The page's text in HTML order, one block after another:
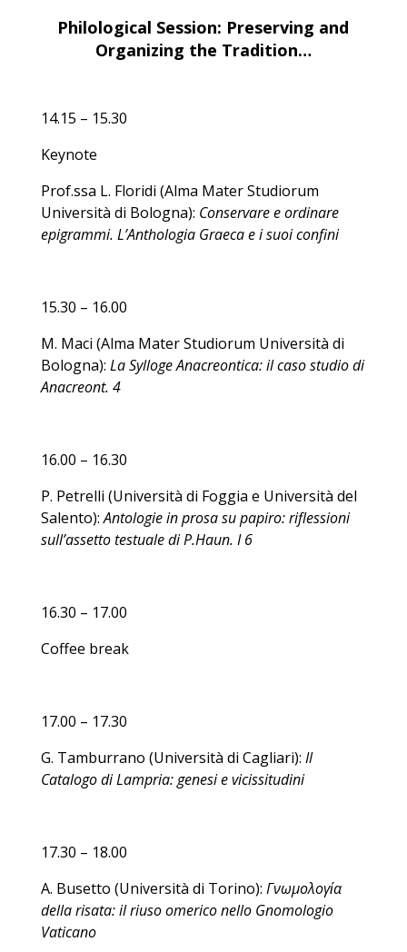
Philological Session: Preserving and
Organizing the Tradition…
14.15 – 15.30
Keynote
Prof.ssa L. Floridi (Alma Mater Studiorum
Università di Bologna): Conservare e ordinare
epigrammi. L’Anthologia Graeca e i suoi confini
15.30 – 16.00
M. Maci (Alma Mater Studiorum Università di
Bologna): La Sylloge Anacreontica: il caso studio di
Anacreont. 4
16.00 – 16.30
P. Petrelli (Università di Foggia e Università del
Salento):Antologie in prosa su papiro: riflessioni
sull’assetto testuale di P.Haun. I 6
16.30 – 17.00
Coffee break
17.00 – 17.30
G. Tamburrano (Università di Cagliari): Il
Catalogo di Lampria: genesi e vicissitudini
17.30 – 18.00
A. Busetto (Università di Torino): Γνωμολογία
della risata: il riuso omerico nello Gnomologio
Vaticano